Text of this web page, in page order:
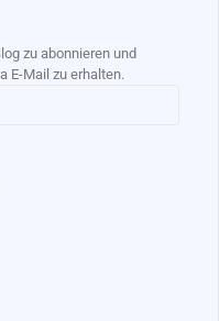
zu abonnieren und
E-Mail zu erhalten.